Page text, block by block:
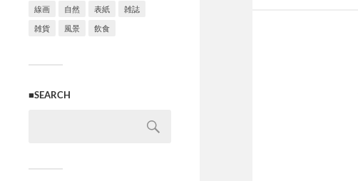
線画 自然 表紙 雑誌
雑貨 風景 飲食
■SEARCH